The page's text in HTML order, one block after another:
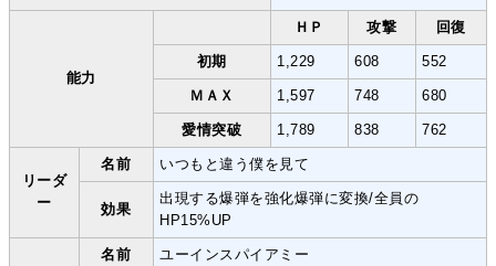
能力
ＨＰ 攻撃 回復
初期 1,229 608 552
ＭＡＸ 1,597 748 680
愛情突破 1,789 838 762
リーダ
ー
名前 いつもと違う僕を見て
効果
出現する爆弾を強化爆弾に変換/全員の
HP15%UP
名前 ユーインスパイアミー